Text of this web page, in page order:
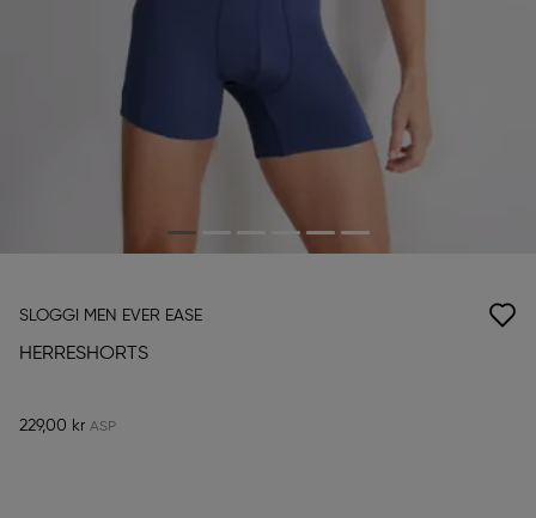
SLOGGI MEN EVER EASE
HERRESHORTS
229,00 kr